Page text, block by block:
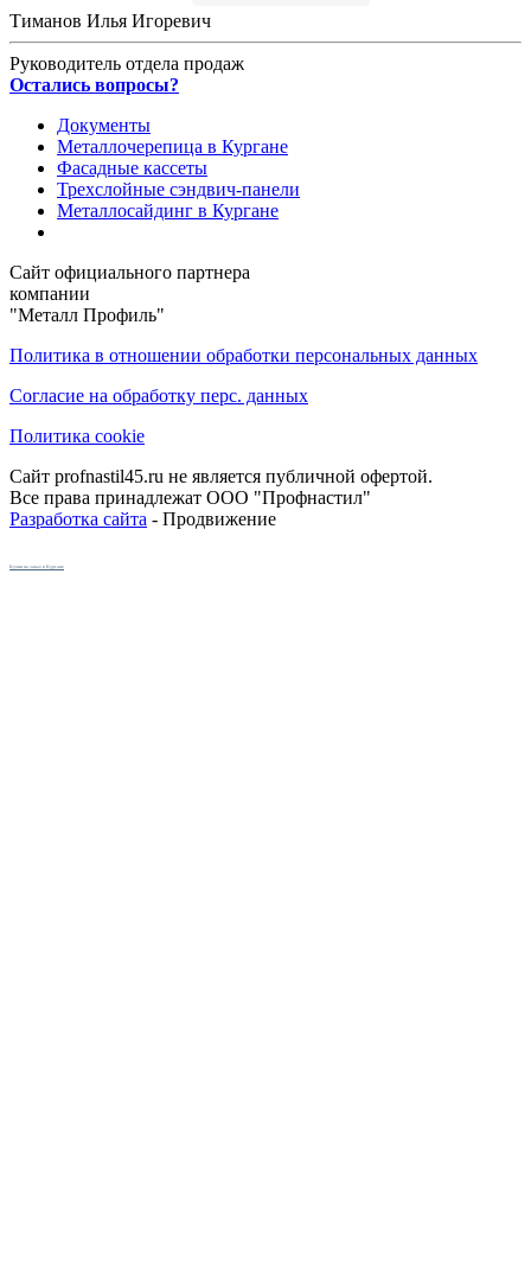
Тиманов Илья Игоревич
Руководитель отдела продаж
Остались вопросы?
Документы
Металлочерепица в Кургане
Фасадные кассеты
Трехслойные сэндвич-панели
Металлосайдинг в Кургане
Сайт официального партнера
компании
"Металл Профиль"
Политика в отношении обработки персональных данных
Согласие на обработку перс. данных
Политика cookie
Сайт profnastil45.ru не является публичной офертой.
Все права принадлежат ООО "Профнастил"
Разработка сайта - Продвижение
Кухни на заказ в Кургане